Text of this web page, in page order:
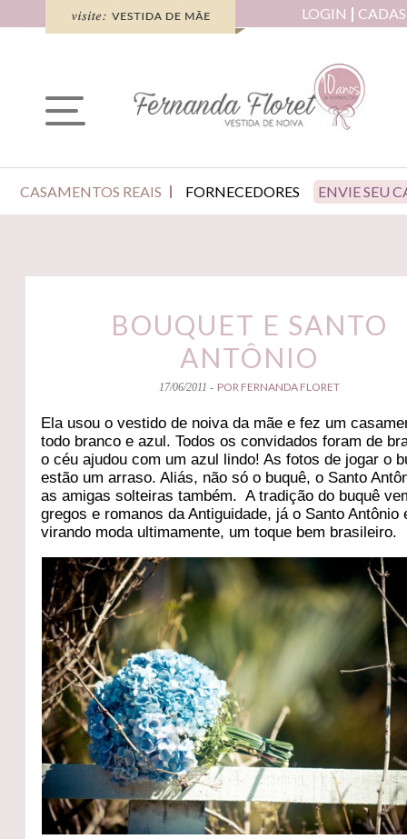
LOGIN
CASAMENTOS REAIS FORNECEDORES ENVIE SEU
BOUQUET E SANTO
ANTÔNIO
17/06/2011 - POR FERNANDA FLORET
Ela usou o vestido de noiva da mãe e fez um
todo branco e azul. Todos os convidados foram de
o céu ajudou com um azul lindo! As fotos de jogar o
estão um arraso. Aliás, não só o buquê, o Santo
as amigas solteiras também. A tradição do buquê
gregos e romanos da Antiguidade, já o Santo Antônio
virando moda ultimamente, um toque bem brasileiro.